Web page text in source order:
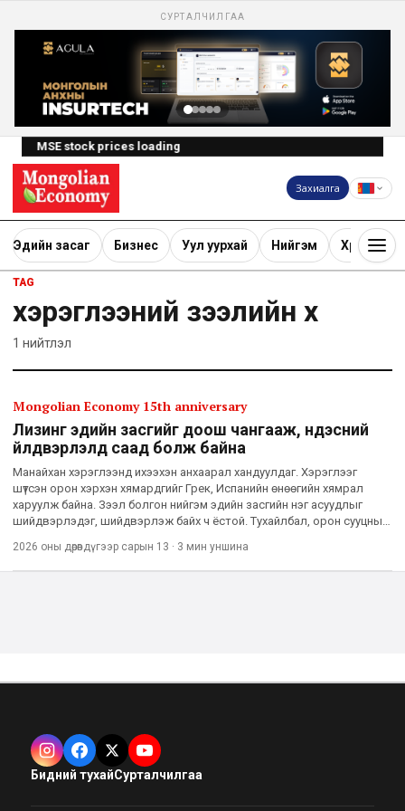
СУРТАЛЧИЛГАА
MSE stock prices loading
Захиалга
Эдийн засаг Бизнес Уул уурхай Нийгэм Хөрөнгө
TAG
хэрэглээний зээлийн хүү
1 нийтлэл
Mongolian Economy 15th anniversary
Лизинг эдийн засгийг доош чангааж, үндэсний
үйлдвэрлэлд саад болж байна
Манайхан хэрэглээнд ихээхэн анхаарал хандуулдаг. Хэрэглээг
шүтсэн орон хэрхэн хямардгийг Грек, Испанийн өнөөгийн хямрал
харуулж байна. Зээл болгон нийгэм эдийн засгийн нэг асуудлыг
шийдвэрлэдэг, шийдвэрлэж байх ч ёстой. Тухайлбал, орон сууцны
2026 оны дөрөвдүгээр сарын 13 · 3 мин уншина
Бидний тухайСурталчилгаа